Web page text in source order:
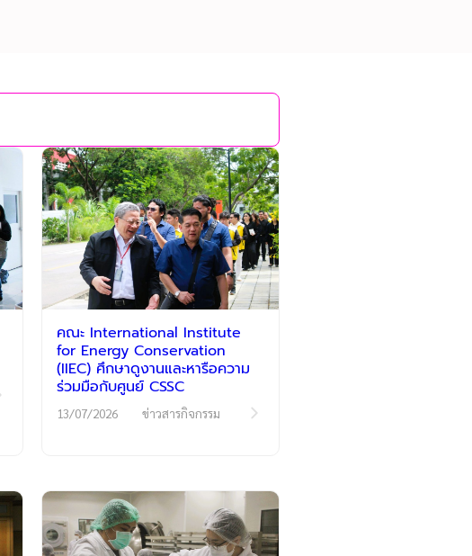
คณะ International Institute
for Energy Conservation
(IIEC) ศึกษาดูงานและหารือความ
ร่วมมือกับศูนย์ CSSC
13/07/2026 ข่าวสารกิจกรรม